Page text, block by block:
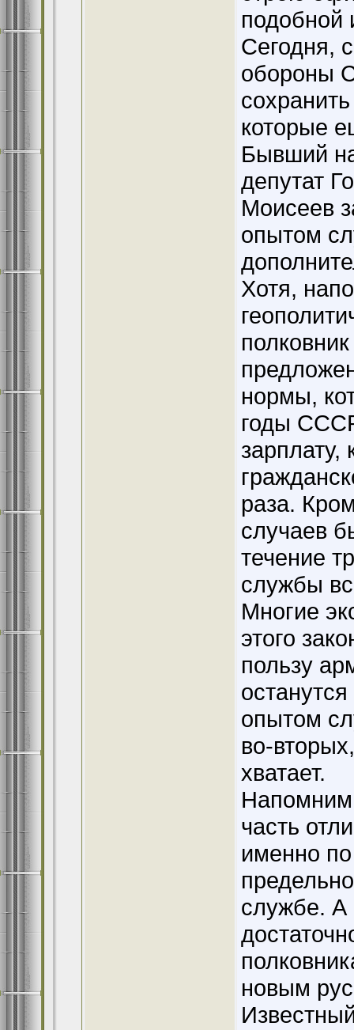
подобной
Сегодня,
обороны
которые
Бывший
депутат
Моисеев
опытом
Хотя,
нормы,
годы
раза.
случаев
течение
службы
Многие
этого
пользу
опытом
во-
хватает.
часть
именно
службе. А
новым